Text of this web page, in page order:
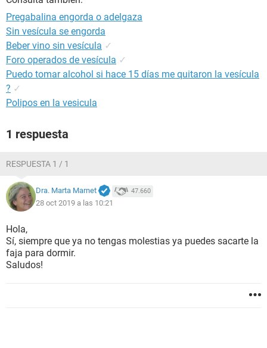
Pregabalina engorda o adelgaza
Sin vesícula se engorda
Beber vino sin vesícula ✓
Foro operados de vesícula ✓
Puedo tomar alcohol si hace 15 días me quitaron la vesícula
? ✓
Polipos en la vesicula
1 respuesta
RESPUESTA 1 / 1
Dra. Marta Marnet 47.660
28 oct 2019 a las 10:21
Hola,
Sí, siempre que ya no tengas molestias ya puedes sacarte la
faja para dormir.
Saludos!